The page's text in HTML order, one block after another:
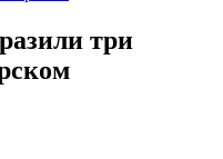
три